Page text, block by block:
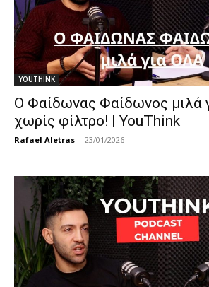
YOUTHINK
Ο Φαίδωνας Φαίδωνος μιλά
χωρίς φίλτρο! | YouThink
Rafael Aletras - 23/01/2026